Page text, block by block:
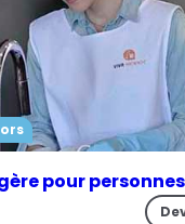
pour